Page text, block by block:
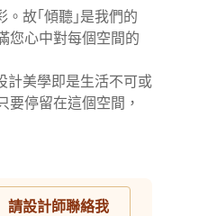
故｢傾聽｣是我們的
您心中對每個空間的
美學即是生活不可或
停留在這個空間，
請設計師聯絡我